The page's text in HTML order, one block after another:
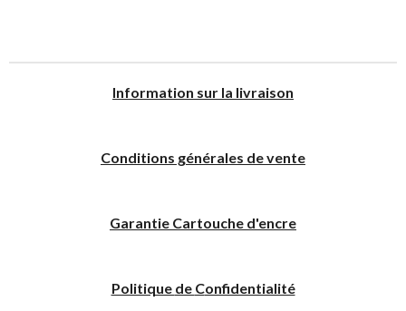
Information sur la livraison
Conditions générales de vente
Garantie Cartouche d'encre
Politique de Confidentialité